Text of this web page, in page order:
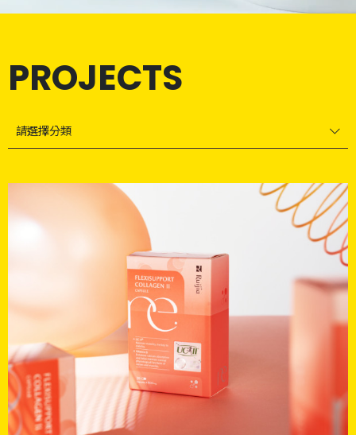
PROJECTS
請選擇分類